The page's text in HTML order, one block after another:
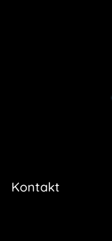
Kontakt